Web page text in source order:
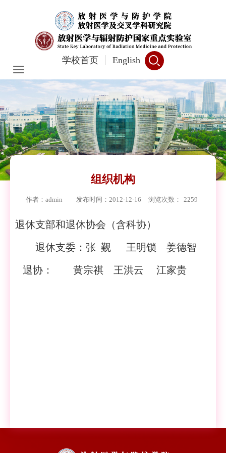
学校首页 English
组织机构
作者：admin 发布时间：2012-12-16 浏览次数： 2259
退休支部和退休协会（含科协）
退休支委： 张 觐 王明锁 姜德智
退协： 黄宗祺 王洪云 江家贵